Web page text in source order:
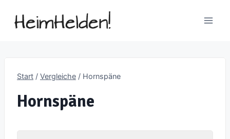
Inhalt
Start / Vergleiche / Hornspäne
Hornspäne